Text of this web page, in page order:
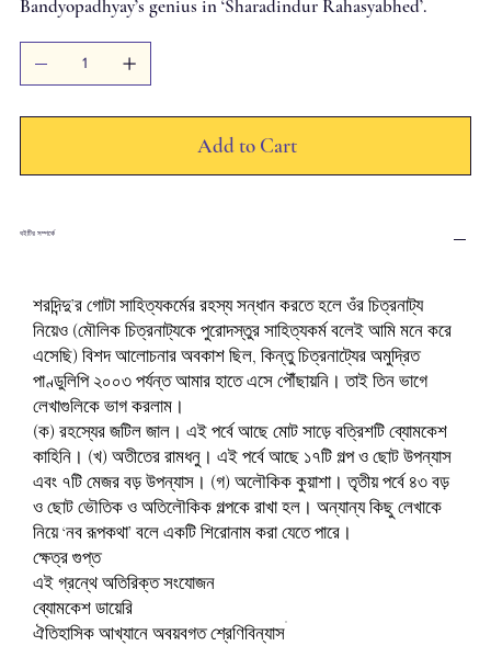
Bandyopadhyay’s genius in ‘Sharadindur Rahasyabhed’.
Add to Cart
বইটির সম্পর্কে
শরদিন্দু’র গোটা সাহিত্যকর্মের রহস্য সন্ধান করতে হলে ওঁর চিত্রনাট্য
নিয়েও (মৌলিক চিত্রনাট্যকে পুরোদস্তুর সাহিত্যকর্ম বলেই আমি মনে করে
এসেছি) বিশদ আলোচনার অবকাশ ছিল, কিন্তু চিত্রনাট্যের অমুদ্রিত
পাণ্ডুলিপি ২০০৩ পর্যন্ত আমার হাতে এসে পৌঁছায়নি। তাই তিন ভাগে
লেখাগুলিকে ভাগ করলাম।
(ক) রহস্যের জটিল জাল। এই পর্বে আছে মোট সাড়ে বত্রিশটি ব্যোমকেশ
কাহিনি। (খ) অতীতের রামধনু। এই পর্বে আছে ১৭টি গল্প ও ছোট উপন্যাস
এবং ৭টি মেজর বড় উপন্যাস। (গ) অলৌকিক কুয়াশা। তৃতীয় পর্বে ৪৩ বড়
ও ছোট ভৌতিক ও অতিলৌকিক গল্পকে রাখা হল। অন্যান্য কিছু লেখাকে
নিয়ে ‘নব রূপকথা’ বলে একটি শিরোনাম করা যেতে পারে।
ক্ষেত্র গুপ্ত
এই গ্রন্থে অতিরিক্ত সংযোজন
ব্যোমকেশ ডায়েরি
ঐতিহাসিক আখ্যানে অবয়বগত শ্রেণিবিন্যাস